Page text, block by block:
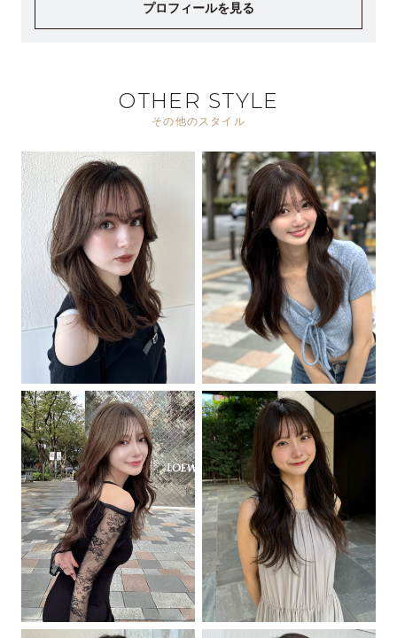
プロフィールを見る
OTHER STYLE
その他のスタイル